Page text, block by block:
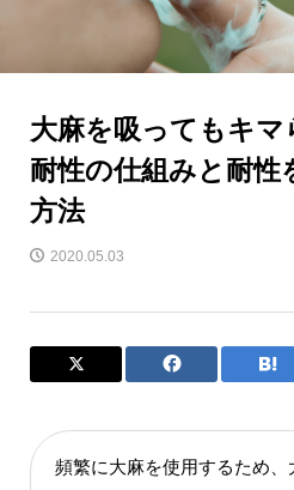
大麻を吸ってもキ
耐性の仕組みと耐性
方法
2020.05.03
頻繁に大麻を使用するため